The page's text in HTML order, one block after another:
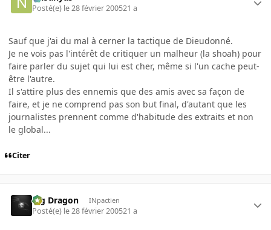
Posté(e) le 28 février 200521 a
Sauf que j'ai du mal à cerner la tactique de Dieudonné.
Je ne vois pas l'intérêt de critiquer un malheur (la shoah) pour
faire parler du sujet qui lui est cher, même si l'un cache peut-
être l'autre.
Il s'attire plus des ennemis que des amis avec sa façon de
faire, et je ne comprend pas son but final, d'autant que les
journalistes prennent comme d'habitude des extraits et non
le global...
Citer
Big Dragon INpactien
Posté(e) le 28 février 200521 a